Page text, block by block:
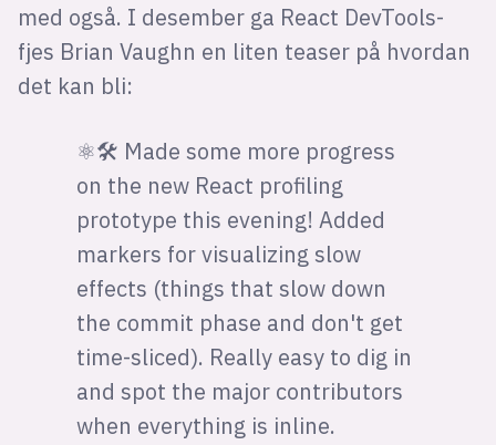
med også. I desember ga React DevTools-
fjes Brian Vaughn en liten teaser på hvordan
det kan bli:
⚛️🛠 Made some more progress
on the new React profiling
prototype this evening! Added
markers for visualizing slow
effects (things that slow down
the commit phase and don't get
time-sliced). Really easy to dig in
and spot the major contributors
when everything is inline.